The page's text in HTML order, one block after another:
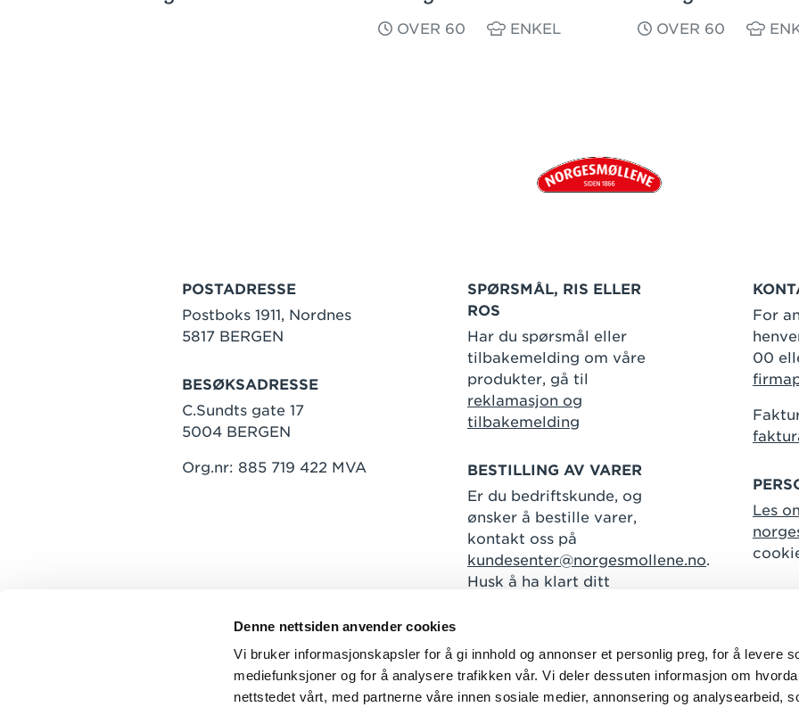
Denne nettsiden anvender cookies
Vi bruker informasjonskapsler for å gi innhold og annonser et personlig preg, for å levere
mediefunksjoner og for å analysere trafikken vår. Vi deler dessuten informasjon om
nettstedet vårt, med partnerne våre innen sosiale medier, annonsering og analysearbeid,
OVER 60 ENKEL OVER 60
POSTADRESSE
Postboks 1911, Nordnes
5817 BERGEN
BESØKSADRESSE
C.Sundts gate 17
5004 BERGEN
Org.nr: 885 719 422 MVA
SPØRSMÅL, RIS ELLER
ROS
Har du spørsmål eller
tilbakemelding om våre
produkter, gå til
reklamasjon og
tilbakemelding
BESTILLING AV VARER
Er du bedriftskunde, og
ønsker å bestille varer,
kontakt oss på
kundesenter@norgesmollene.no.
Husk å ha klart ditt
For
00
Les
Følg oss